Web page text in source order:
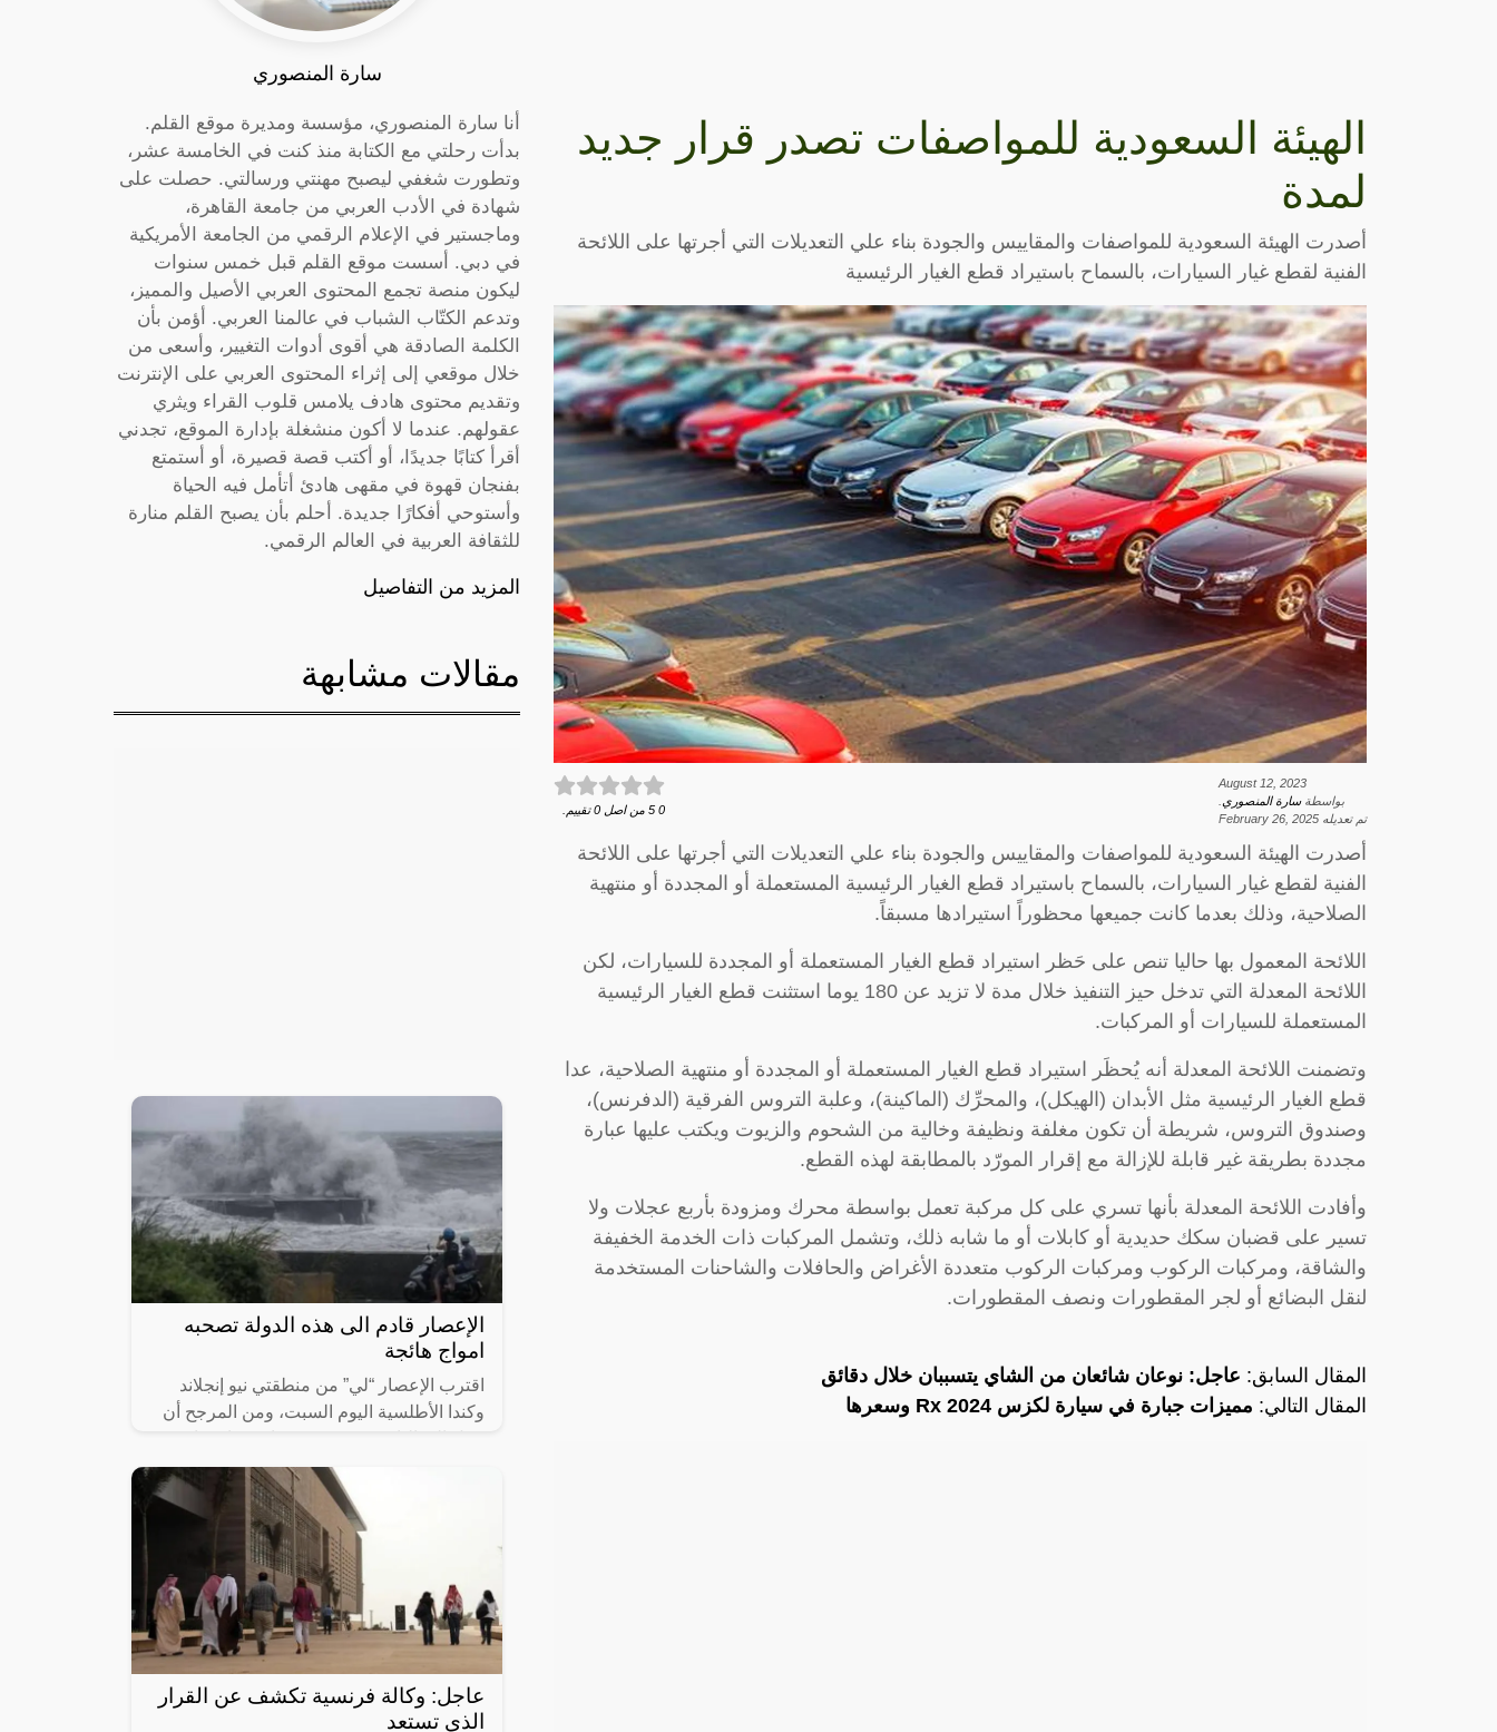
الهيئة السعودية للمواصفات تصدر قرار جديد
لمدة
أصدرت الهيئة السعودية للمواصفات والمقاييس والجودة بناء علي التعديلات التي أجرتها على اللائحة
الفنية لقطع غيار السيارات، بالسماح باستيراد قطع الغيار الرئيسية
August 12, 2023
بواسطةسارة المنصوري
تم تعديله February 26, 2025
0
5 من اصل 0 تقييم.
أصدرت الهيئة السعودية للمواصفات والمقاييس والجودة بناء علي التعديلات التي أجرتها على اللائحة
الفنية لقطع غيار السيارات، بالسماح باستيراد قطع الغيار الرئيسية المستعملة أو المجددة أو منتهية
الصلاحية، وذلك بعدما كانت جميعها محظوراً استيرادها مسبقاً.
اللائحة المعمول بها حاليا تنص على حَظر استيراد قطع الغيار المستعملة أو المجددة للسيارات، لكن
اللائحة المعدلة التي تدخل حيز التنفيذ خلال مدة لا تزيد عن 180 يوما استثنت قطع الغيار الرئيسية
المستعملة للسيارات أو المركبات.
وتضمنت اللائحة المعدلة أنه يُحظَر استيراد قطع الغيار المستعملة أو المجددة أو منتهية الصلاحية، عدا
قطع الغيار الرئيسية مثل الأبدان (الهيكل)، والمحرِّك (الماكينة)، وعلبة التروس الفرقية (الدفرنس)،
وصندوق التروس، شريطة أن تكون مغلفة ونظيفة وخالية من الشحوم والزيوت ويكتب عليها عبارة
مجددة بطريقة غير قابلة للإزالة مع إقرار المورّد بالمطابقة لهذه القطع.
وأفادت اللائحة المعدلة بأنها تسري على كل مركبة تعمل بواسطة محرك ومزودة بأربع عجلات ولا
تسير على قضبان سكك حديدية أو كابلات أو ما شابه ذلك، وتشمل المركبات ذات الخدمة الخفيفة
والشاقة، ومركبات الركوب ومركبات الركوب متعددة الأغراض والحافلات والشاحنات المستخدمة
لنقل البضائع أو لجر المقطورات ونصف المقطورات.
المقال السابق: عاجل: نوعان شائعان من الشاي يتسببان خلال دقائق
المقال التالي: مميزات جبارة في سيارة لكزس Rx 2024 وسعرها
سارة المنصوري
أنا سارة المنصوري، مؤسسة ومديرة موقع القلم.
بدأت رحلتي مع الكتابة منذ كنت في الخامسة عشر،
وتطورت شغفي ليصبح مهنتي ورسالتي. حصلت على
شهادة في الأدب العربي من جامعة القاهرة،
وماجستير في الإعلام الرقمي من الجامعة الأمريكية
في دبي. أسست موقع القلم قبل خمس سنوات
ليكون منصة تجمع المحتوى العربي الأصيل والمميز،
وتدعم الكتّاب الشباب في عالمنا العربي. أؤمن بأن
الكلمة الصادقة هي أقوى أدوات التغيير، وأسعى من
خلال موقعي إلى إثراء المحتوى العربي على الإنترنت
وتقديم محتوى هادف يلامس قلوب القراء ويثري
عقولهم. عندما لا أكون منشغلة بإدارة الموقع، تجدني
أقرأ كتابًا جديدًا، أو أكتب قصة قصيرة، أو أستمتع
بفنجان قهوة في مقهى هادئ أتأمل فيه الحياة
وأستوحي أفكارًا جديدة. أحلم بأن يصبح القلم منارة
للثقافة العربية في العالم الرقمي.
المزيد من التفاصيل
مقالات مشابهة
الإعصار قادم الى هذه الدولة تصحبه
امواج هائجة
اقترب الإعصار “لي” من منطقتي نيو إنجلاند
وكندا الأطلسية اليوم السبت، ومن المرجح أن
مصحوبة بأمطار غزيرة ورياح قوية ومستوى
عاجل: وكالة فرنسية تكشف عن القرار
الذي تستعد